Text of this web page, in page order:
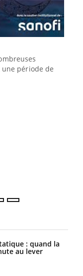
période de
: quand la
au lever